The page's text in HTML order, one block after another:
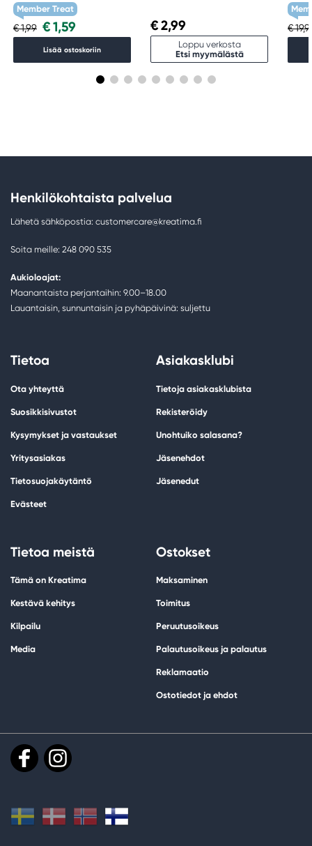
WG1
Member Treat
€ 1,99 € 1,59
Lisää ostoskoriin
€ 2,99
Loppu verkosta
Etsi myymälästä
€
Henkilökohtaista palvelua
Lähetä sähköpostia: customercare@kreatima.fi
Soita meille: 248 090 535
Aukioloajat:
Maanantaista perjantaihin: 9.00–18.00
Lauantaisin, sunnuntaisin ja pyhäpäivinä: suljettu
Tietoa
Ota yhteyttä
Suosikkisivustot
Kysymykset ja vastaukset
Yritysasiakas
Tietosuojakäytäntö
Evästeet
Asiakasklubi
Tietoja asiakasklubista
Rekisteröidy
Unohtuiko salasana?
Jäsenehdot
Jäsenedut
Tietoa meistä
Tämä on Kreatima
Kestävä kehitys
Kilpailu
Media
Ostokset
Maksaminen
Toimitus
Peruutusoikeus
Palautusoikeus ja palautus
Reklamaatio
Ostotiedot ja ehdot